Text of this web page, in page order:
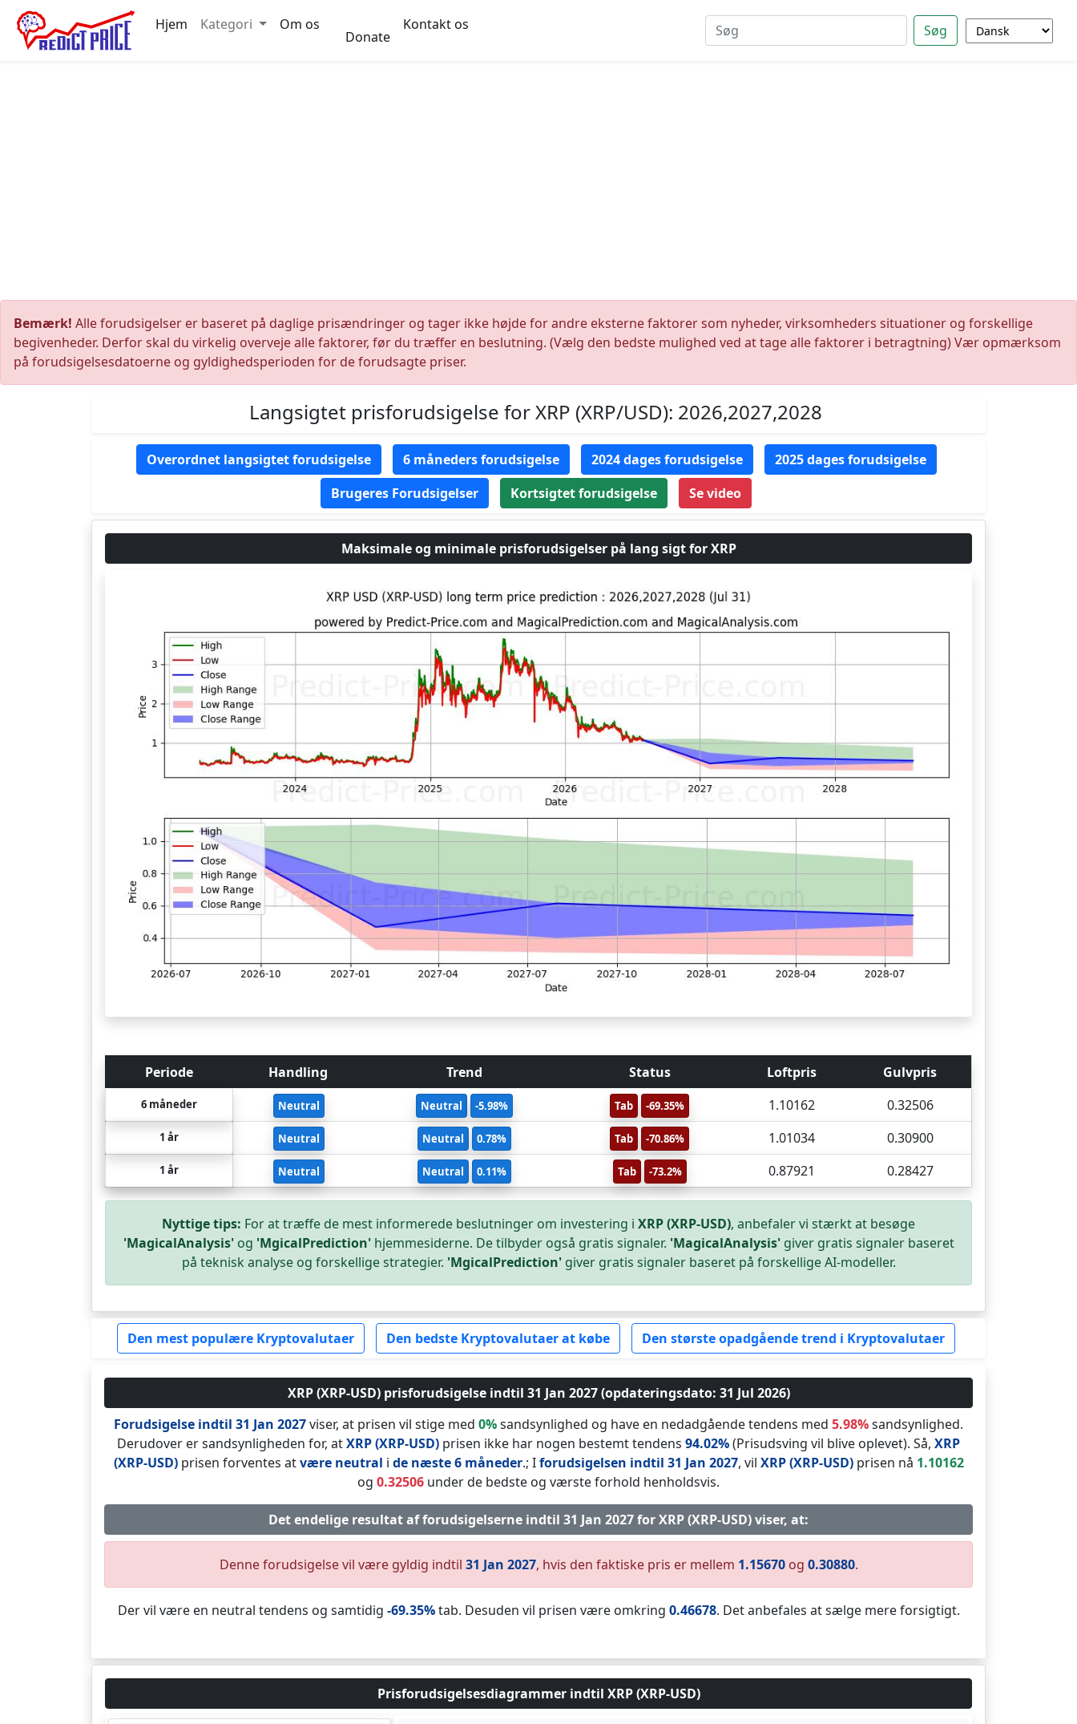
Hjem Kategori Om os
Donate
Kontakt os Søg
Bemærk! Alle forudsigelser er baseret på daglige prisændringer og tager ikke højde for andre eksterne faktorer som nyheder, virksomheders situationer og forskellige
begivenheder. Derfor skal du virkelig overveje alle faktorer, før du træffer en beslutning. (Vælg den bedste mulighed ved at tage alle faktorer i betragtning) Vær opmærksom
på forudsigelsesdatoerne og gyldighedsperioden for de forudsagte priser.
Langsigtet prisforudsigelse for XRP (XRP/USD): 2026,2027,2028
Overordnet langsigtet forudsigelse 6 måneders forudsigelse 2024 dages forudsigelse
2025 dages forudsigelse
Brugeres Forudsigelser
Kortsigtet forudsigelse Se video
Maksimale og minimale prisforudsigelser på lang sigt for XRP
Periode Handling Trend Status Loftpris Gulvpris
6 måneder Neutral Neutral -5.98% Tab -69.35% 1.10162 0.32506
1 år Neutral Neutral 0.78% Tab -70.86% 1.01034 0.30900
1 år Neutral Neutral 0.11% Tab -73.2% 0.87921 0.28427
Nyttige tips: For at træffe de mest informerede beslutninger om investering i XRP (XRP-USD), anbefaler vi stærkt at besøge
'MagicalAnalysis'og 'MgicalPrediction'hjemmesiderne. De tilbyder også gratis signaler. 'MagicalAnalysis'giver gratis signaler baseret
på teknisk analyse og forskellige strategier. 'MgicalPrediction'giver gratis signaler baseret på forskellige AI-modeller.
Den mest populære Kryptovalutaer Den bedste Kryptovalutaer at købe Den største opadgående trend i Kryptovalutaer
XRP (XRP-USD) prisforudsigelse indtil 31 Jan 2027 (opdateringsdato: 31 Jul 2026)
Forudsigelse indtil 31 Jan 2027viser, at prisen vil stige med 0%sandsynlighed og have en nedadgående tendens med 5.98%sandsynlighed.
Derudover er sandsynligheden for, atXRP (XRP-USD) prisen ikke har nogen bestemt tendens 94.02%(Prisudsving vil blive oplevet). Så, XRP
(XRP-USD)prisen forventes atvære neutral i de næste 6 måneder.; Iforudsigelsen indtil 31 Jan 2027, vil XRP (XRP-USD)prisen nå 1.10162
og 0.32506 under de bedste og værste forhold henholdsvis.
Det endelige resultat af forudsigelserne indtil 31 Jan 2027 for XRP (XRP-USD) viser, at:
Denne forudsigelse vil være gyldig indtil 31 Jan 2027, hvis den faktiske pris er mellem 1.15670og 0.30880.
Der vil være en neutral tendens og samtidig -69.35%tab. Desuden vil prisen være omkring 0.46678. Det anbefales at sælge mere forsigtigt.
Prisforudsigelsesdiagrammer indtil XRP (XRP-USD)